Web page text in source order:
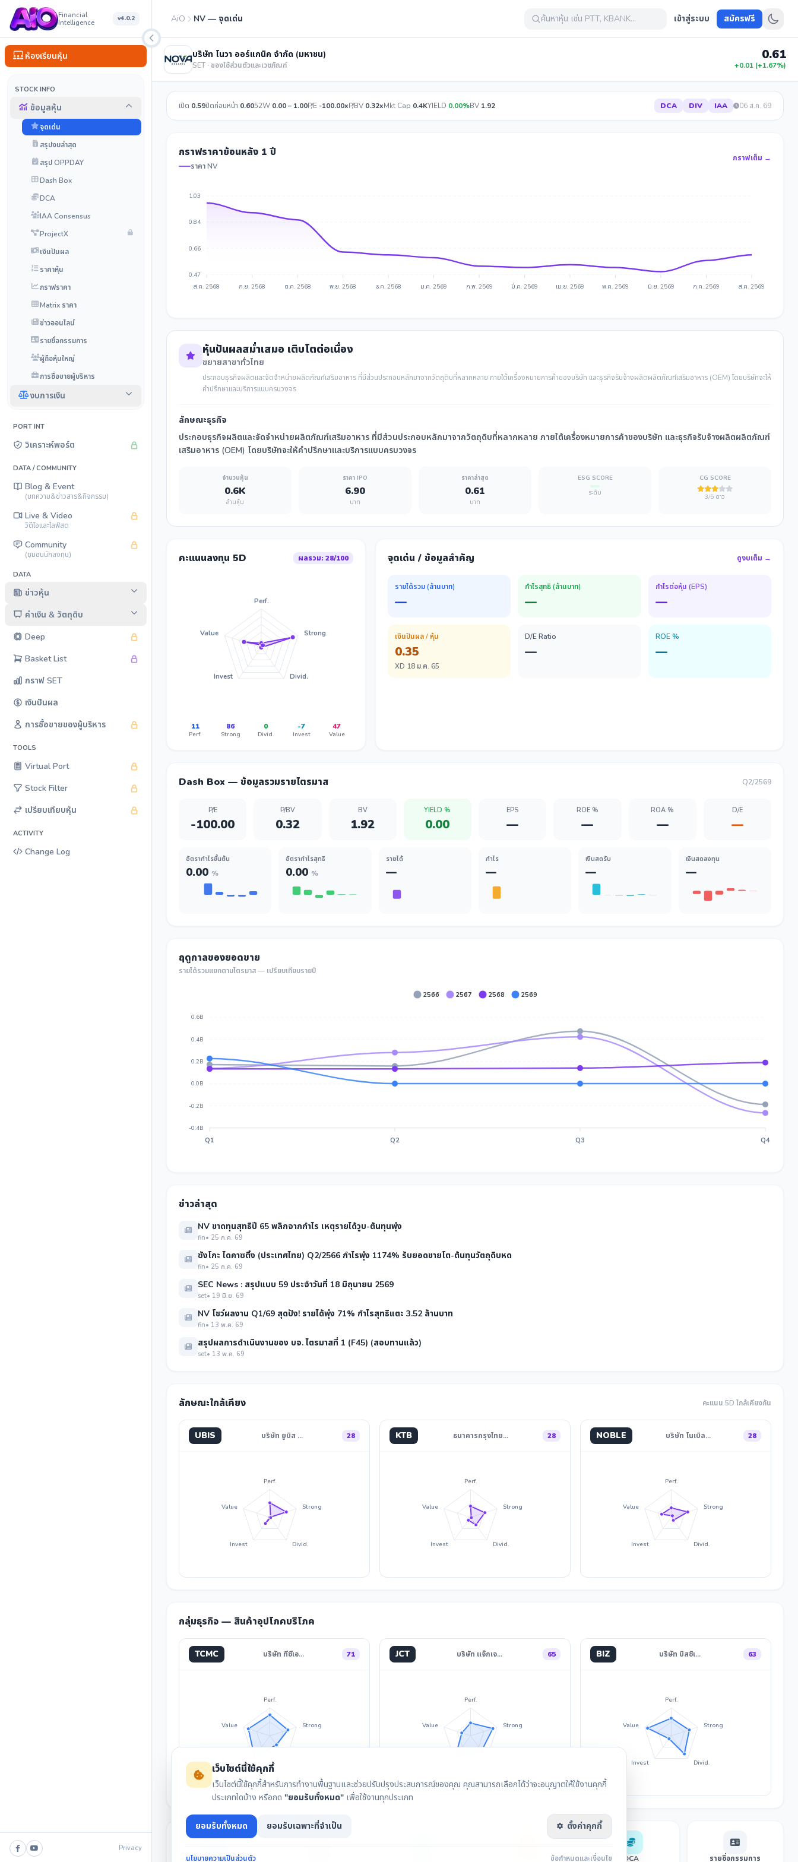
Financial
Intelligence
v4.0.2
ห้องเรียนหุ้น
STOCK INFO
ข้อมูลหุ้น
จุดเด่น
สรุปงบล่าสุด
สรุป OPPDAY
Dash Box
DCA
IAA Consensus
ProjectX
เงินปันผล
ราคาหุ้น
กราฟราคา
Matrix ราคา
ข่าวออนไลน์
รายชื่อกรรมการ
ผู้ถือหุ้นใหญ่
การซื้อขายผู้บริหาร
งบการเงิน
PORT INT
วิเคราะห์พอร์ต
DATA / COMMUNITY
Blog & Event
(บทความ&ข่าวสาร&กิจกรรม)
Live & Video
วิดีโอและไลฟ์สด
Community
(ชุมชนนักลงทุน)
DATA
ข่าวหุ้น
ค่าเงิน & วัตถุดิบ
Deep
Basket List
กราฟ SET
เงินปันผล
การซื้อขายของผู้บริหาร
TOOLS
Virtual Port
Stock Filter
เปรียบเทียบหุ้น
ACTIVITY
Change Log
Privacy
AiO NV — จุดเด่น ค้นหาหุ้น เช่น PTT, KBANK... เข้าสู่ระบบ สมัครฟรี
บริษัท โนวา ออร์แกนิค จำกัด (มหาชน)
SET · ของใช้ส่วนตัวและเวชภัณฑ์
0.61
+0.01 (+1.67%)
เปิด 0.59ปิดก่อนหน้า 0.6052W 0.00 – 1.00P/E-100.00xP/BV 0.32xMkt Cap 0.4KYIELD 0.00%BV 1.92 DCA DIV IAA 06 ส.ค. 69
กราฟราคาย้อนหลัง 1 ปี
ราคา NV
กราฟเต็ม →
1.03
0.84
0.66
0.47
ส.ค. 2568
ก.ย. 2568 ต.ค. 2568 พ.ย. 2568 ธ.ค. 2568 ม.ค. 2569 ก.พ. 2569 มี.ค. 2569 เม.ย. 2569 พ.ค. 2569 มิ.ย. 2569 ก.ค. 2569 ส.ค. 2569
หุ้นปันผลสม่ำเสมอ เติบโตต่อเนื่อง
ขยายสาขาทั่วไทย
ประกอบธุรกิจผลิตและจัดจำหน่ายผลิตภัณฑ์เสริมอาหาร ที่มีส่วนประกอบหลักมาจากวัตถุดิบที่หลากหลาย ภายใต้เครื่องหมายการค้าของบริษัท และธุรกิจรับจ้างผลิตผลิตภัณฑ์เสริมอาหาร (OEM) โดยบริษัทจะให้
คำปรึกษาและบริการแบบครบวงจร
ลักษณะธุรกิจ
ประกอบธุรกิจผลิตและจัดจำหน่ายผลิตภัณฑ์เสริมอาหาร ที่มีส่วนประกอบหลักมาจากวัตถุดิบที่หลากหลาย ภายใต้เครื่องหมายการค้าของบริษัท และธุรกิจรับจ้างผลิตผลิตภัณฑ์
เสริมอาหาร (OEM) โดยบริษัทจะให้คำปรึกษาและบริการแบบครบวงจร
จำนวนหุ้น
0.6K
ล้านหุ้น
ราคา IPO
6.90
บาท
ราคาล่าสุด
0.61
บาท
ESG SCORE
ระดับ
CG SCORE
3/5 ดาว
คะแนนลงทุน 5D ผลรวม: 28/100
Perf.
Strong
Divid.
Invest
Value
11
Perf.
86
Strong
0
Divid.
-7
Invest
47
Value
จุดเด่น / ข้อมูลสำคัญ ดูงบเต็ม →
รายได้รวม (ล้านบาท)
—
กำไรสุทธิ (ล้านบาท)
—
กำไรต่อหุ้น (EPS)
—
เงินปันผล / หุ้น
0.35
XD 18 ม.ค. 65
D/E Ratio
—
ROE %
—
Dash Box — ข้อมูลรวมรายไตรมาส Q2/2569
P/E
-100.00
P/BV
0.32
BV
1.92
YIELD %
0.00
EPS
—
ROE %
—
ROA %
—
D/E
—
อัตรากำไรขั้นต้น
0.00 %
อัตรากำไรสุทธิ
0.00 %
รายได้
—
กำไร
—
เงินสดรับ
—
เงินสดลงทุน
—
ฤดูกาลของยอดขาย
รายได้รวมแยกตามไตรมาส — เปรียบเทียบรายปี
2566 2567 2568 2569
0.6B
0.4B
0.2B
0.0B
-0.2B
-0.4B
Q1 Q2 Q3 Q4
ข่าวล่าสุด
NV ขาดทุนสุทธิปี 65 พลิกจากกำไร เหตุรายได้วูบ-ต้นทุนพุ่ง
fin• 25 ก.ค. 69
ซังโกะ ไดคาซติ้ง (ประเทศไทย) Q2/2566 กำไรพุ่ง 1174% รับยอดขายโต-ต้นทุนวัตถุดิบหด
fin• 25 ก.ค. 69
SEC News : สรุปแบบ 59 ประจำวันที่ 18 มิถุนายน 2569
set• 19 มิ.ย. 69
NV โชว์ผลงาน Q1/69 สุดปัง! รายได้พุ่ง 71% กำไรสุทธิแตะ 3.52 ล้านบาท
fin• 13 พ.ค. 69
สรุปผลการดำเนินงานของ บจ. ไตรมาสที่ 1 (F45) (สอบทานแล้ว)
set• 13 พ.ค. 69
ลักษณะใกล้เคียง คะแนน 5D ใกล้เคียงกัน
UBIS บริษัท ยูบิส … 28
Perf.
Strong
Divid.
Invest
Value
KTB ธนาคารกรุงไทย… 28
Perf.
Strong
Divid.
Invest
Value
NOBLE บริษัท โนเบิล… 28
Perf.
Strong
Divid.
Invest
Value
กลุ่มธุรกิจ — สินค้าอุปโภคบริโภค
TCMC บริษัท ทีซีเอ… 71
Perf.
Strong
Invest
Value
JCT บริษัท แจ๊กเจ… 65
Perf.
Strong
Value
BIZ บริษัท บิสซิเ… 63
Perf.
Strong
Divid.
Invest
Value
สรุปงบล่าสุด IAA Consensus DCA รายชื่อกรรมการ
เว็บไซต์นี้ใช้คุกกี้
เว็บไซต์นี้ใช้คุกกี้สำหรับการทำงานพื้นฐานและช่วยปรับปรุงประสบการณ์ของคุณ คุณสามารถเลือกได้ว่าจะอนุญาตให้ใช้งานคุกกี้
ประเภทใดบ้าง หรือกด "ยอมรับทั้งหมด" เพื่อใช้งานทุกประเภท
ยอมรับทั้งหมด ยอมรับเฉพาะที่จำเป็น ตั้งค่าคุกกี้
นโยบายความเป็นส่วนตัว ข้อกำหนดและเงื่อนไข